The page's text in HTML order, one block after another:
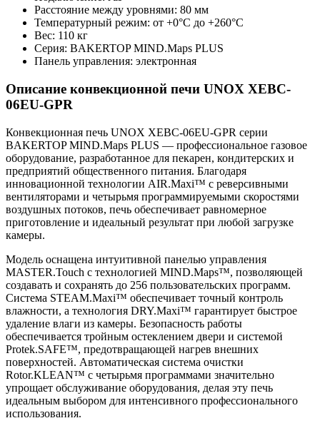
Расстояние между уровнями: 80 мм
Температурный режим: от +0°C до +260°C
Вес: 110 кг
Серия: BAKERTOP MIND.Maps PLUS
Панель управления: электронная
Описание конвекционной печи UNOX XEBC-
06EU-GPR
Конвекционная печь UNOX XEBC-06EU-GPR серии
BAKERTOP MIND.Maps PLUS — профессиональное газовое
оборудование, разработанное для пекарен, кондитерских и
предприятий общественного питания. Благодаря
инновационной технологии AIR.Maxi™ с реверсивными
вентиляторами и четырьмя программируемыми скоростями
воздушных потоков, печь обеспечивает равномерное
приготовление и идеальный результат при любой загрузке
камеры.
Модель оснащена интуитивной панелью управления
MASTER.Touch с технологией MIND.Maps™, позволяющей
создавать и сохранять до 256 пользовательских программ.
Система STEAM.Maxi™ обеспечивает точный контроль
влажности, а технология DRY.Maxi™ гарантирует быстрое
удаление влаги из камеры. Безопасность работы
обеспечивается тройным остеклением двери и системой
Protek.SAFE™, предотвращающей нагрев внешних
поверхностей. Автоматическая система очистки
Rotor.KLEAN™ с четырьмя программами значительно
упрощает обслуживание оборудования, делая эту печь
идеальным выбором для интенсивного профессионального
использования.